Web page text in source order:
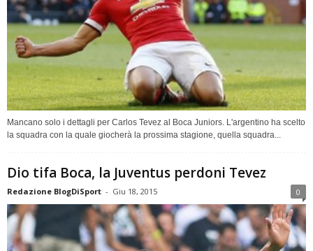
Mancano solo i dettagli per Carlos Tevez al Boca Juniors. L'argentino ha scelto
la squadra con la quale giocherà la prossima stagione, quella squadra...
Dio tifa Boca, la Juventus perdoni Tevez
Redazione BlogDiSport - Giu 18, 2015 0